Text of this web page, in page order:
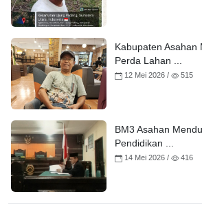
Kabupaten Asahan
Perda Lahan ...
12 Mei 2026 / 515
BM3 Asahan
Pendidikan ...
14 Mei 2026 / 416